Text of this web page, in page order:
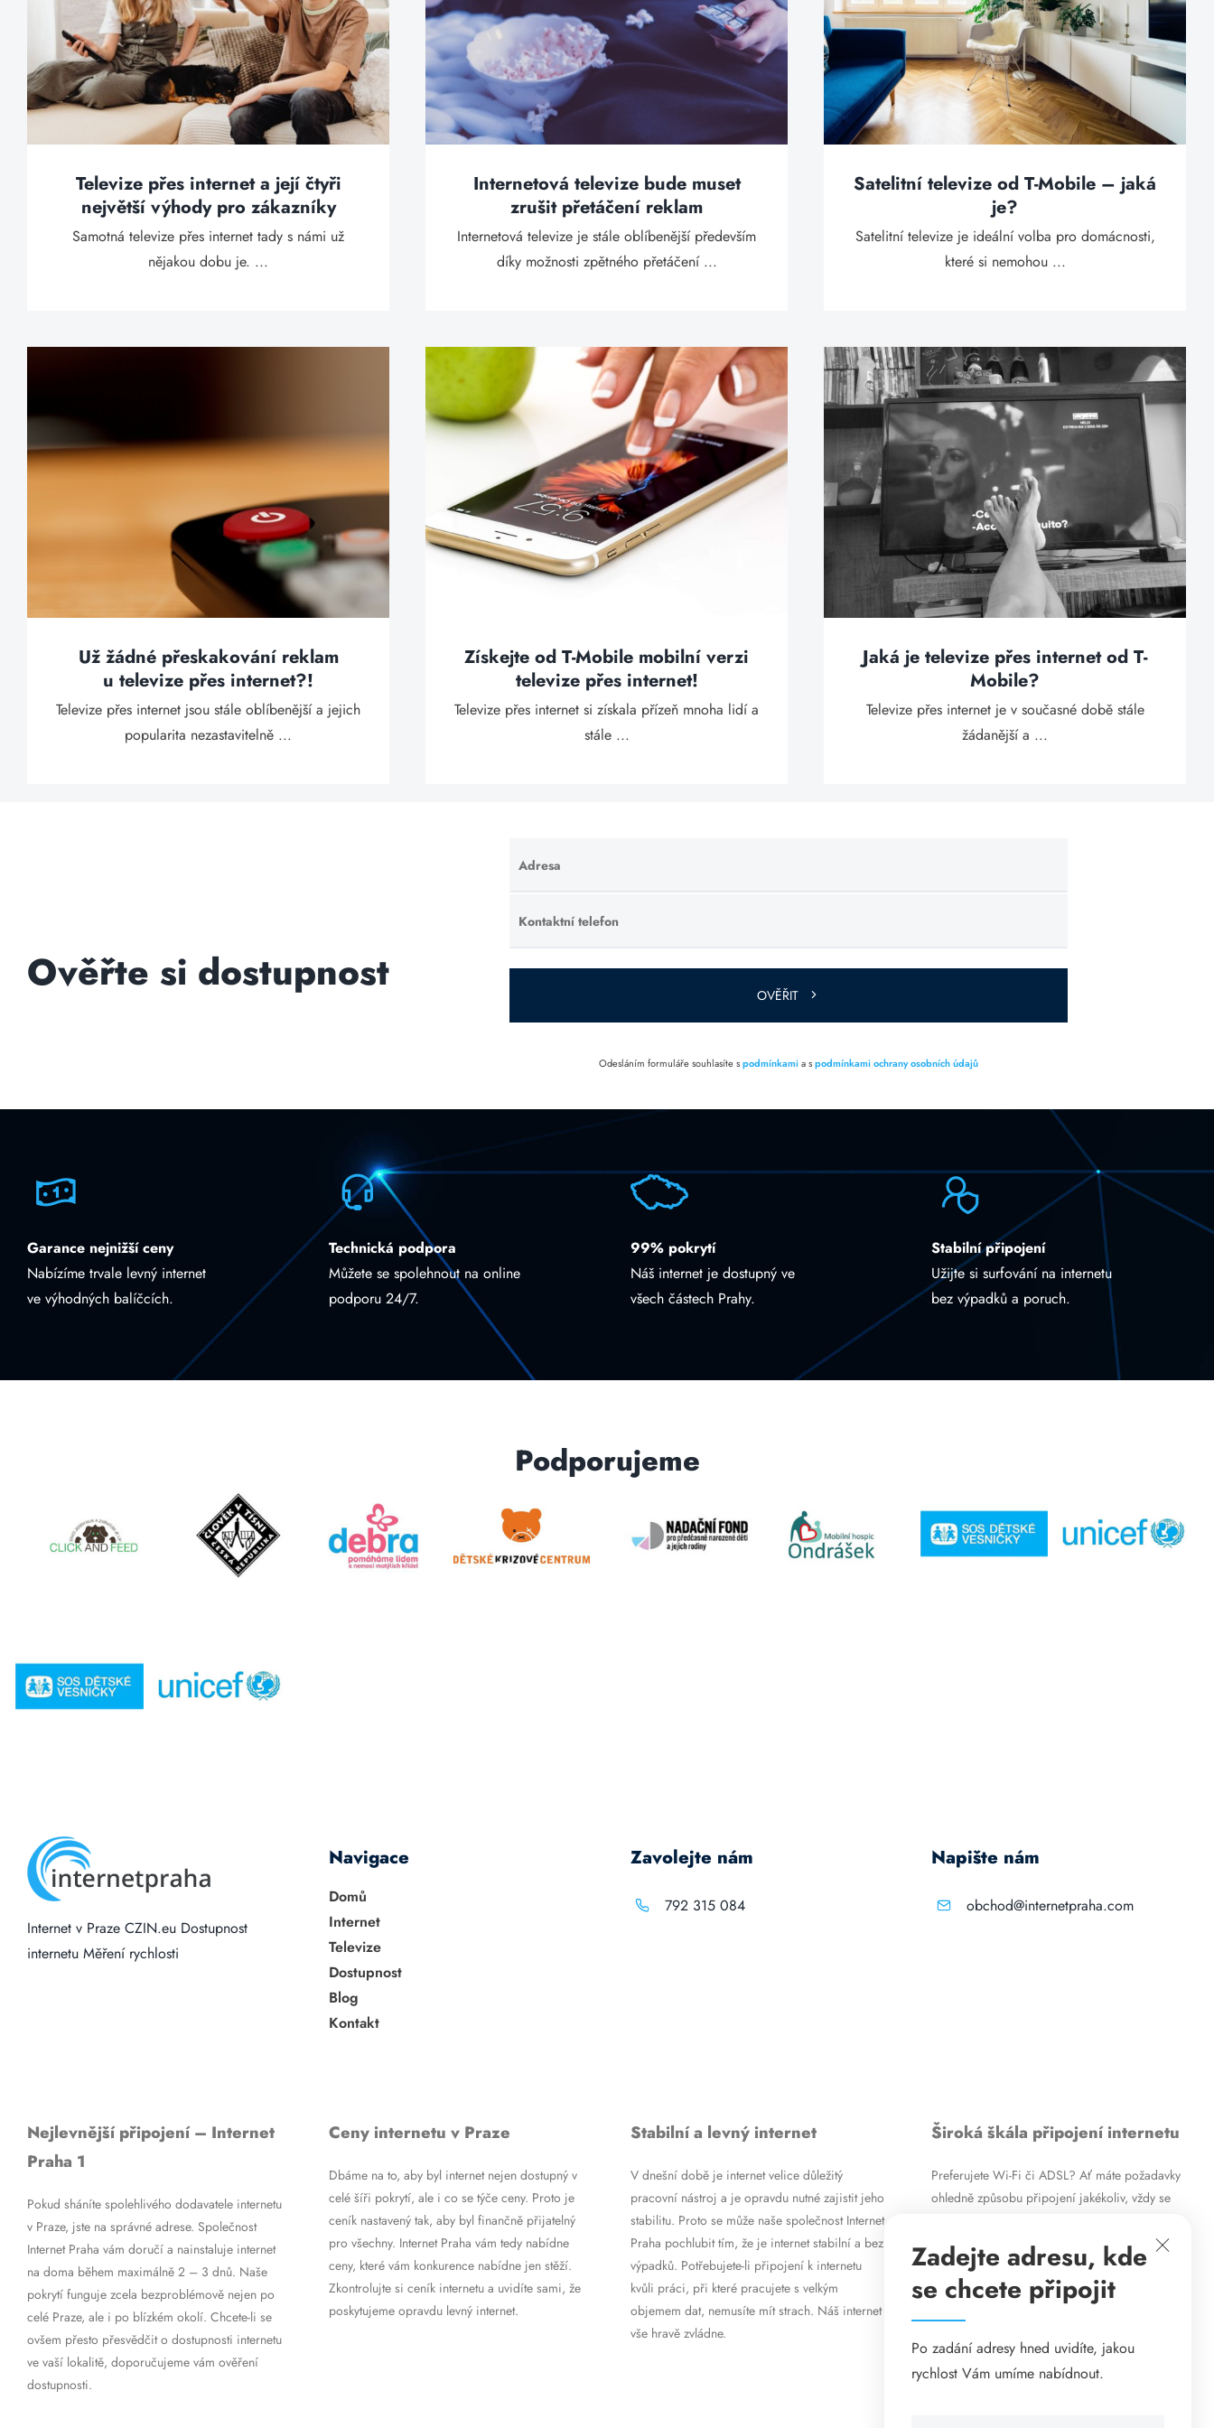
Televize přes internet a její čtyři
největší výhody pro zákazníky
Samotná televize přes internet tady s námi už
nějakou dobu je. ...
Internetová televize bude muset
zrušit přetáčení reklam
Internetová televize je stále oblíbenější především
díky možnosti zpětného přetáčení ...
Satelitní televize od T-Mobile – jaká
je?
Satelitní televize je ideální volba pro domácnosti,
které si nemohou ...
Už žádné přeskakování reklam
u televize přes internet?!
Televize přes internet jsou stále oblíbenější a jejich
popularita nezastavitelně ...
Získejte od T-Mobile mobilní verzi
televize přes internet!
Televize přes internet si získala přízeň mnoha lidí a
stále ...
Jaká je televize přes internet od T-
Mobile?
Televize přes internet je v současné době stále
žádanější a ...
Ověřte si dostupnost
Adresa
Ponechte
toto pole
prázdné.
Kontaktní telefon
Ponechte
toto pole
prázdné.
OVĚŘIT
Odesláním formuláře souhlasíte spodmínkamia spodmínkami ochrany osobních údajů
Garance nejnižší ceny
Nabízíme trvale levný internet
ve výhodných balíčcích.
Technická podpora
Můžete se spolehnout na online
podporu 24/7.
99% pokrytí
Náš internet je dostupný ve
všech částech Prahy.
Stabilní připojení
Užijte si surfování na internetu
bez výpadků a poruch.
Podporujeme
Internet v Praze CZIN.eu Dostupnost
internetu Měření rychlosti
Navigace
Domů
Internet
Televize
Dostupnost
Blog
Kontakt
Zavolejte nám
792 315 084
Napište nám
obchod@internetpraha.com
Nejlevnější připojení – Internet
Praha 1
Pokud sháníte spolehlivého dodavatele internetu
v Praze, jste na správné adrese. Společnost
Internet Praha vám doručí a nainstaluje internet
na doma během maximálně 2 – 3 dnů. Naše
pokrytí funguje zcela bezproblémově nejen po
celé Praze, ale i po blízkém okolí. Chcete-li se
ovšem přesto přesvědčit o dostupnosti internetu
ve vaší lokalitě, doporučujeme vám ověření
dostupnosti.
Ceny internetu v Praze
Dbáme na to, aby byl internet nejen dostupný v
celé šíři pokrytí, ale i co se týče ceny. Proto je
ceník nastavený tak, aby byl finančně přijatelný
pro všechny. Internet Praha vám tedy nabídne
ceny, které vám konkurence nabídne jen stěží.
Zkontrolujte si ceník internetu a uvidíte sami, že
poskytujeme opravdu levný internet.
Stabilní a levný internet
V dnešní době je internet velice důležitý
pracovní nástroj a je opravdu nutné zajistit jeho
stabilitu. Proto se může naše společnost Internet
Praha pochlubit tím, že je internet stabilní a bez
výpadků. Potřebujete-li připojení k internetu
kvůli práci, při které pracujete s velkým
objemem dat, nemusíte mít strach. Náš internet
vše hravě zvládne.
Široká škála připojení internetu
Preferujete Wi-Fi či ADSL? Ať máte požadavky
ohledně způsobu připojení jakékoliv, vždy se
vysokorychlostního ADSL internetu nabízíme
rovněž mobilní internet i levné internetové
připojení prostřednictvím Wi-Fi. Způsob
připojení přizpůsobíme vašim specifickým
Zadejte adresu, kde
se chcete připojit
Po zadání adresy hned uvidíte, jakou
rychlost Vám umíme nabídnout.